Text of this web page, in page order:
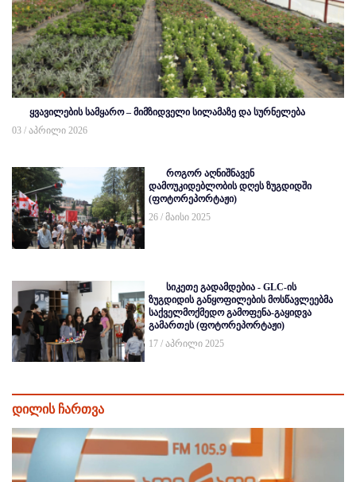
ყვავილების სამყარო – მიმზიდველი სილამაზე და სურნელება
03 / აპრილი 2026
როგორ აღნიშნავენ
დამოუკიდებლობის დღეს ზუგდიდში
(ფოტორეპორტაჟი)
26 / მაისი 2025
სიკეთე გადამდებია - GLC-ის
ზუგდიდის განყოფილების მოსწავლეებმა
საქველმოქმედო გამოფენა-გაყიდვა
გამართეს (ფოტორეპორტაჟი)
17 / აპრილი 2025
დილის ჩართვა